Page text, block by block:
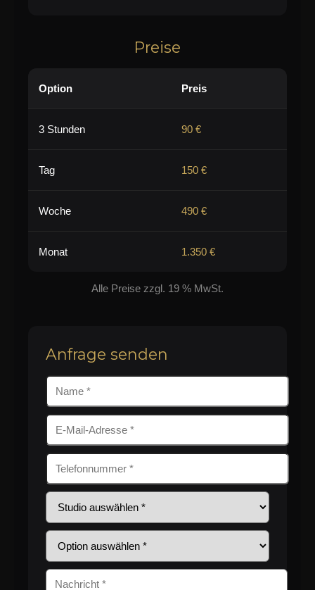
Preise
Option Preis
3 Stunden 90 €
Tag 150 €
Woche 490 €
Monat 1.350 €
Alle Preise zzgl. 19 % MwSt.
Anfrage senden